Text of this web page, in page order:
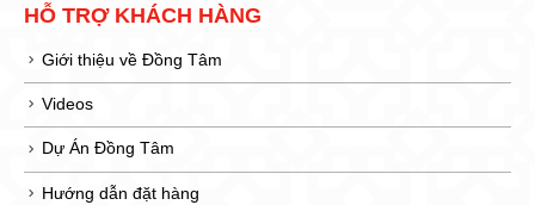
HỖ TRỢ KHÁCH HÀNG
Giới thiệu về Đồng Tâm
Videos
Dự Án Đồng Tâm
Hướng dẫn đặt hàng